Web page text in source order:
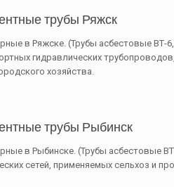
трубы Ряжск
в Ряжске. (Трубы асбестовые
гидравлических
хозяйства.
трубы Рыбинск
в Рыбинске. (Трубы асбестовые
сетей, применяемых сельхоз и